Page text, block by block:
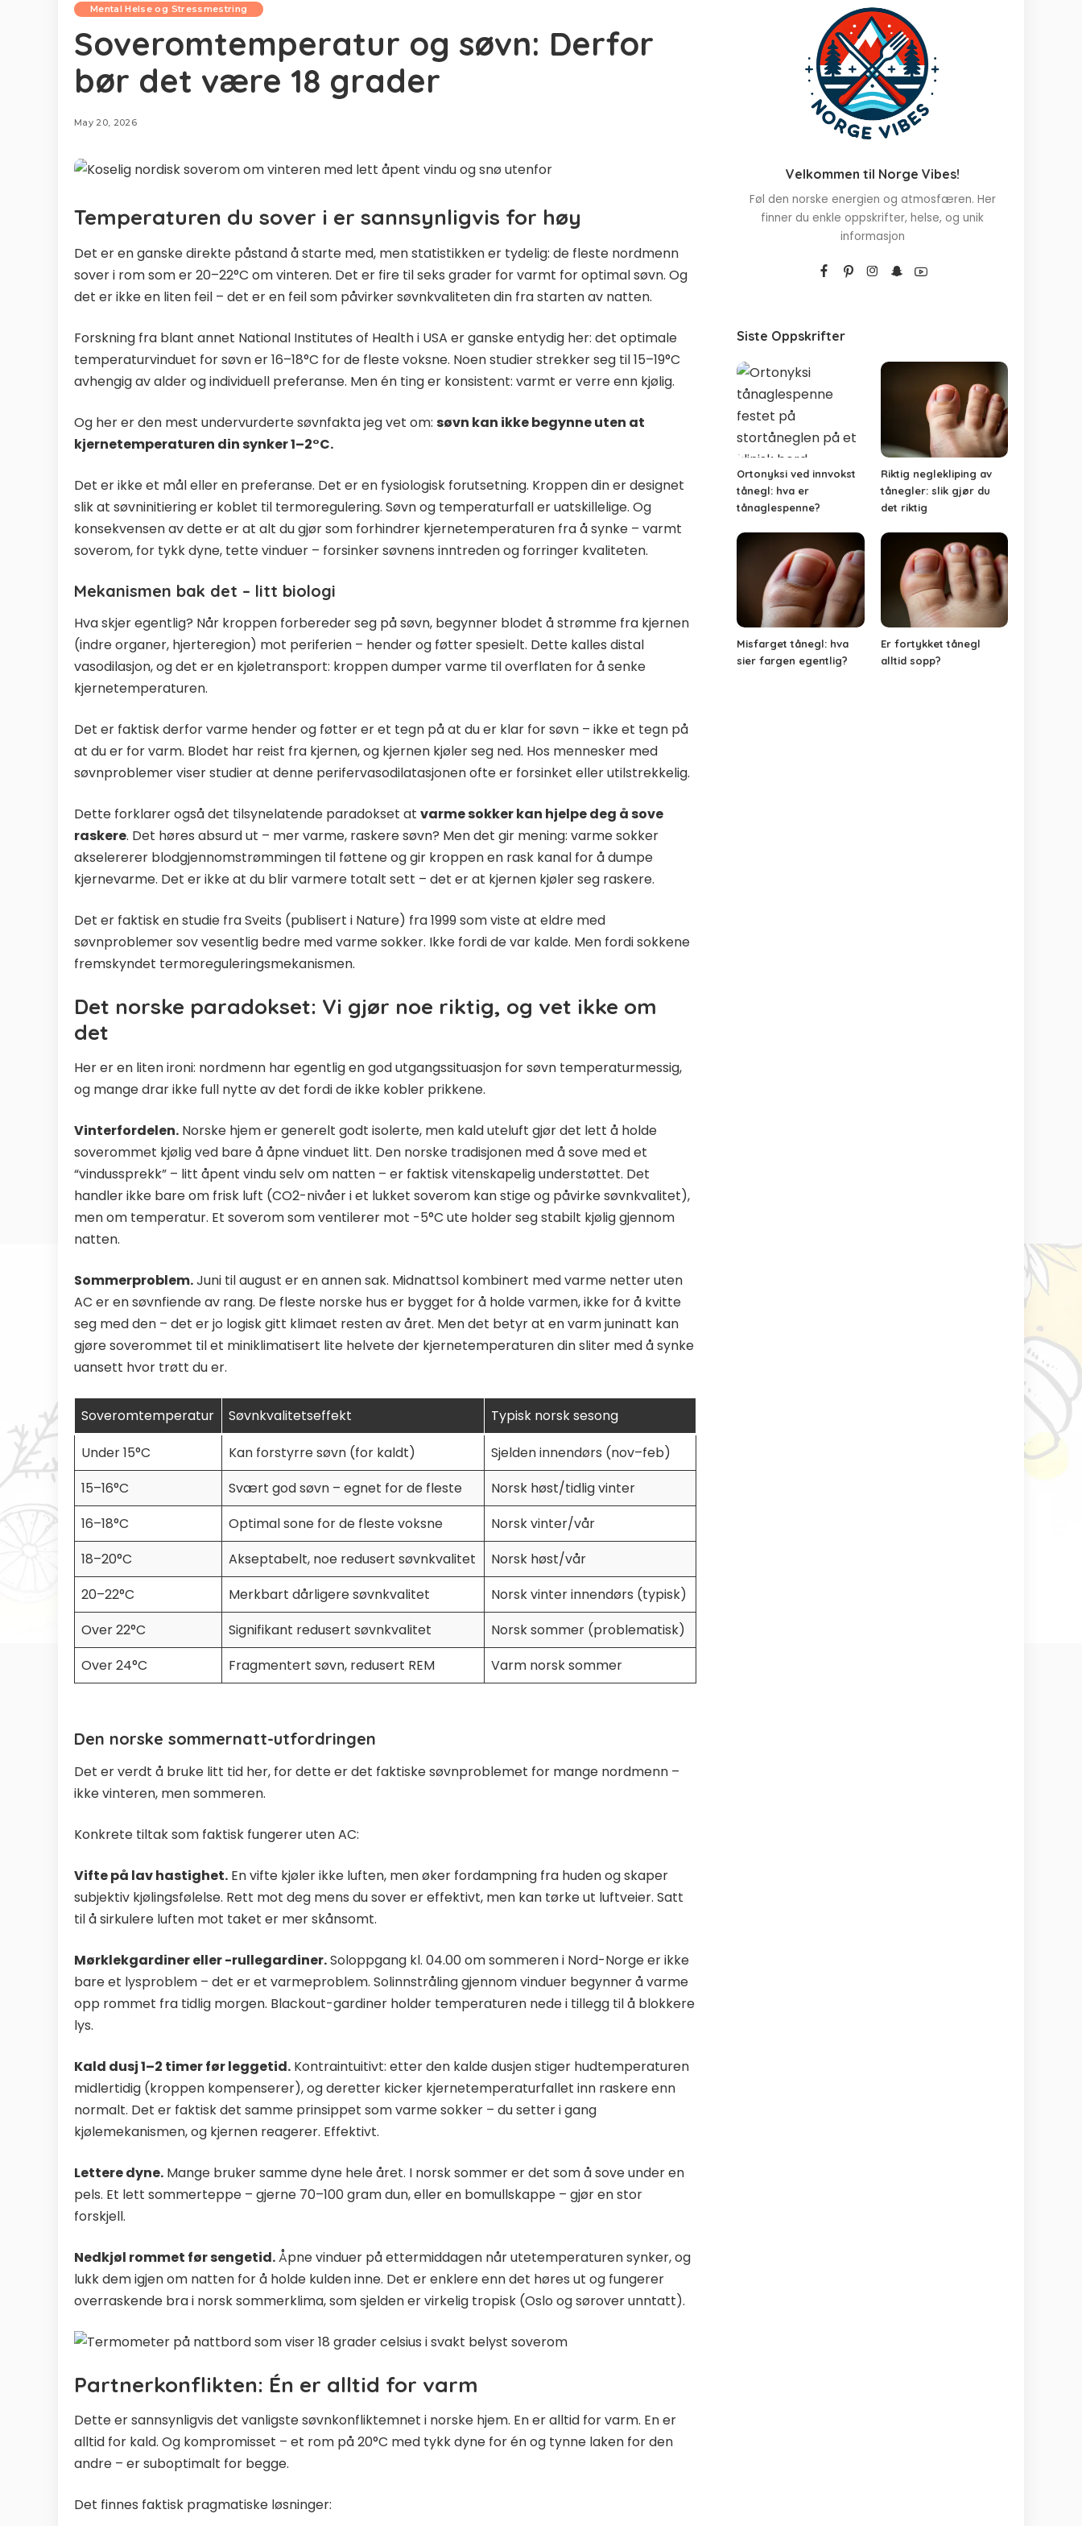
Mental Helse og Stressmestring
Soveromtemperatur og søvn: Derfor
bør det være 18 grader
May 20, 2026
Temperaturen du sover i er sannsynligvis for høy
Det er en ganske direkte påstand å starte med, men statistikken er tydelig: de fleste nordmenn
sover i rom som er 20–22°C om vinteren. Det er fire til seks grader for varmt for optimal søvn. Og
det er ikke en liten feil – det er en feil som påvirker søvnkvaliteten din fra starten av natten.
Forskning fra blant annet National Institutes of Health i USA er ganske entydig her: det optimale
temperaturvinduet for søvn er 16–18°C for de fleste voksne. Noen studier strekker seg til 15–19°C
avhengig av alder og individuell preferanse. Men én ting er konsistent: varmt er verre enn kjølig.
Og her er den mest undervurderte søvnfakta jeg vet om: søvn kan ikke begynne uten at
kjernetemperaturen din synker 1–2°C.
Det er ikke et mål eller en preferanse. Det er en fysiologisk forutsetning. Kroppen din er designet
slik at søvninitiering er koblet til termoregulering. Søvn og temperaturfall er uatskillelige. Og
konsekvensen av dette er at alt du gjør som forhindrer kjernetemperaturen fra å synke – varmt
soverom, for tykk dyne, tette vinduer – forsinker søvnens inntreden og forringer kvaliteten.
Mekanismen bak det – litt biologi
Hva skjer egentlig? Når kroppen forbereder seg på søvn, begynner blodet å strømme fra kjernen
(indre organer, hjerteregion) mot periferien – hender og føtter spesielt. Dette kalles distal
vasodilasjon, og det er en kjøletransport: kroppen dumper varme til overflaten for å senke
kjernetemperaturen.
Det er faktisk derfor varme hender og føtter er et tegn på at du er klar for søvn – ikke et tegn på
at du er for varm. Blodet har reist fra kjernen, og kjernen kjøler seg ned. Hos mennesker med
søvnproblemer viser studier at denne perifervasodilatasjonen ofte er forsinket eller utilstrekkelig.
Dette forklarer også det tilsynelatende paradokset at varme sokker kan hjelpe deg å sove
raskere. Det høres absurd ut – mer varme, raskere søvn? Men det gir mening: varme sokker
akselererer blodgjennomstrømmingen til føttene og gir kroppen en rask kanal for å dumpe
kjernevarme. Det er ikke at du blir varmere totalt sett – det er at kjernen kjøler seg raskere.
Det er faktisk en studie fra Sveits (publisert i Nature) fra 1999 som viste at eldre med
søvnproblemer sov vesentlig bedre med varme sokker. Ikke fordi de var kalde. Men fordi sokkene
fremskyndet termoreguleringsmekanismen.
Det norske paradokset: Vi gjør noe riktig, og vet ikke om
det
Her er en liten ironi: nordmenn har egentlig en god utgangssituasjon for søvn temperaturmessig,
og mange drar ikke full nytte av det fordi de ikke kobler prikkene.
Vinterfordelen. Norske hjem er generelt godt isolerte, men kald uteluft gjør det lett å holde
soverommet kjølig ved bare å åpne vinduet litt. Den norske tradisjonen med å sove med et
“vindussprekk” – litt åpent vindu selv om natten – er faktisk vitenskapelig understøttet. Det
handler ikke bare om frisk luft (CO2-nivåer i et lukket soverom kan stige og påvirke søvnkvalitet),
men om temperatur. Et soverom som ventilerer mot -5°C ute holder seg stabilt kjølig gjennom
natten.
Sommerproblem.Juni til august er en annen sak. Midnattsol kombinert med varme netter uten
AC er en søvnfiende av rang. De fleste norske hus er bygget for å holde varmen, ikke for å kvitte
seg med den – det er jo logisk gitt klimaet resten av året. Men det betyr at en varm juninatt kan
gjøre soverommet til et miniklimatisert lite helvete der kjernetemperaturen din sliter med å synke
uansett hvor trøtt du er.
Soveromtemperatur Søvnkvalitetseffekt
Typisk norsk sesong
Under 15°C
Kan forstyrre søvn (for kaldt)
Sjelden innendørs (nov–feb)
15–16°C
Svært god søvn – egnet for de fleste
Norsk høst/tidlig vinter
16–18°C
Optimal sone for de fleste voksne
Norsk vinter/vår
18–20°C
Akseptabelt, noe redusert søvnkvalitet
Norsk høst/vår
20–22°C
Merkbart dårligere søvnkvalitet
Norsk vinter innendørs (typisk)
Over 22°C
Signifikant redusert søvnkvalitet
Norsk sommer (problematisk)
Over 24°C
Fragmentert søvn, redusert REM Varm norsk sommer
Den norske sommernatt-utfordringen
Det er verdt å bruke litt tid her, for dette er det faktiske søvnproblemet for mange nordmenn –
ikke vinteren, men sommeren.
Konkrete tiltak som faktisk fungerer uten AC:
Vifte på lav hastighet. En vifte kjøler ikke luften, men øker fordampning fra huden og skaper
subjektiv kjølingsfølelse. Rett mot deg mens du sover er effektivt, men kan tørke ut luftveier. Satt
til å sirkulere luften mot taket er mer skånsomt.
Mørklekgardiner eller -rullegardiner.Soloppgang kl. 04.00 om sommeren i Nord-Norge er ikke
bare et lysproblem – det er et varmeproblem. Solinnstråling gjennom vinduer begynner å varme
opp rommet fra tidlig morgen. Blackout-gardiner holder temperaturen nede i tillegg til å blokkere
lys.
Kald dusj 1–2 timer før leggetid. Kontraintuitivt: etter den kalde dusjen stiger hudtemperaturen
midlertidig (kroppen kompenserer), og deretter kicker kjernetemperaturfallet inn raskere enn
normalt. Det er faktisk det samme prinsippet som varme sokker – du setter i gang
kjølemekanismen, og kjernen reagerer. Effektivt.
Lettere dyne. Mange bruker samme dyne hele året. I norsk sommer er det som å sove under en
pels. Et lett sommerteppe – gjerne 70–100 gram dun, eller en bomullskappe – gjør en stor
forskjell.
Nedkjøl rommet før sengetid.Åpne vinduer på ettermiddagen når utetemperaturen synker, og
lukk dem igjen om natten for å holde kulden inne. Det er enklere enn det høres ut og fungerer
overraskende bra i norsk sommerklima, som sjelden er virkelig tropisk (Oslo og sørover unntatt).
Partnerkonflikten: Én er alltid for varm
Dette er sannsynligvis det vanligste søvnkonfliktemnet i norske hjem. En er alltid for varm. En er
alltid for kald. Og kompromisset – et rom på 20°C med tykk dyne for én og tynne laken for den
andre – er suboptimalt for begge.
Det finnes faktisk pragmatiske løsninger:
Velkommen til Norge Vibes!
Føl den norske energien og atmosfæren. Her
finner du enkle oppskrifter, helse, og unik
informasjon
Siste Oppskrifter
Ortonyksi ved innvokst
tånegl: hva er
tånaglespenne?
Riktig neglekliping av
tånegler: slik gjør du
det riktig
Misfarget tånegl: hva
sier fargen egentlig?
Er fortykket tånegl
alltid sopp?